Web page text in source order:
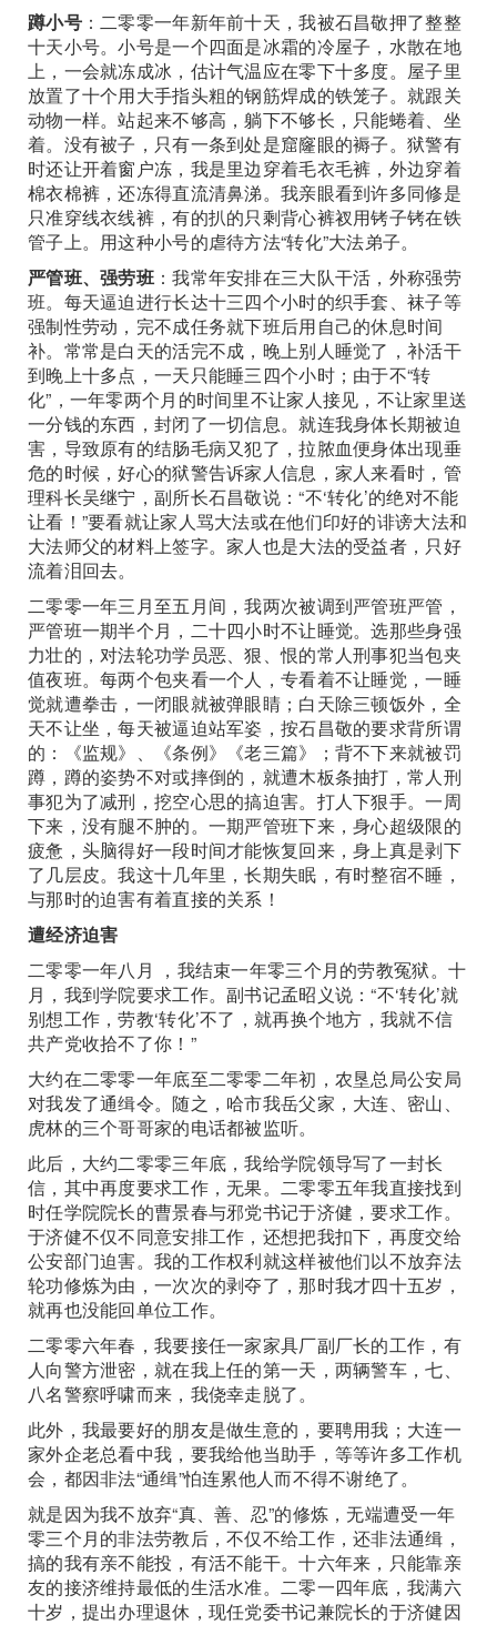
蹲小号：二零零一年新年前十天，我被石昌敬押了整整
十天小号。小号是一个四面是冰霜的冷屋子，水散在地
上，一会就冻成冰，估计气温应在零下十多度。屋子里
放置了十个用大手指头粗的钢筋焊成的铁笼子。就跟关
动物一样。站起来不够高，躺下不够长，只能蜷着、坐
着。没有被子，只有一条到处是窟窿眼的褥子。狱警有
时还让开着窗户冻，我是里边穿着毛衣毛裤，外边穿着
棉衣棉裤，还冻得直流清鼻涕。我亲眼看到许多同修是
只准穿线衣线裤，有的扒的只剩背心裤衩用铐子铐在铁
管子上。用这种小号的虐待方法“转化”大法弟子。
严管班、强劳班 ：我常年安排在三大队干活，外称强劳
班。每天逼迫进行长达十三四个小时的织手套、袜子等
强制性劳动，完不成任务就下班后用自己的休息时间
补。常常是白天的活完不成，晚上别人睡觉了，补活干
到晚上十多点，一天只能睡三四个小时；由于不“转
化”，一年零两个月的时间里不让家人接见，不让家里送
一分钱的东西，封闭了一切信息。就连我身体长期被迫
害，导致原有的结肠毛病又犯了，拉脓血便身体出现垂
危的时候，好心的狱警告诉家人信息，家人来看时，管
理科长吴继宁，副所长石昌敬说：“不‘转化’的绝对不能
让看！”要看就让家人骂大法或在他们印好的诽谤大法和
大法师父的材料上签字。家人也是大法的受益者，只好
流着泪回去。
二零零一年三月至五月间，我两次被调到严管班严管，
严管班一期半个月，二十四小时不让睡觉。选那些身强
力壮的，对法轮功学员恶、狠、恨的常人刑事犯当包夹
值夜班。每两个包夹看一个人，专看着不让睡觉，一睡
觉就遭拳击，一闭眼就被弹眼睛；白天除三顿饭外，全
天不让坐，每天被逼迫站军姿，按石昌敬的要求背所谓
的：《监规》、《条例》《老三篇》；背不下来就被罚
蹲，蹲的姿势不对或摔倒的，就遭木板条抽打，常人刑
事犯为了减刑，挖空心思的搞迫害。打人下狠手。一周
下来，没有腿不肿的。一期严管班下来，身心超级限的
疲惫，头脑得好一段时间才能恢复回来，身上真是剥下
了几层皮。我这十几年里，长期失眠，有时整宿不睡，
与那时的迫害有着直接的关系！
遭经济迫害
二零零一年八月 ，我结束一年零三个月的劳教冤狱。十
月，我到学院要求工作。副书记孟昭义说：“不‘转化’就
别想工作，劳教‘转化’不了，就再换个地方，我就不信
共产党收拾不了你！”
大约在二零零一年底至二零零二年初，农垦总局公安局
对我发了通缉令。随之，哈市我岳父家，大连、密山、
虎林的三个哥哥家的电话都被监听。
此后，大约二零零三年底，我给学院领导写了一封长
信，其中再度要求工作，无果。二零零五年我直接找到
时任学院院长的曹景春与邪党书记于济健，要求工作。
于济健不仅不同意安排工作，还想把我扣下，再度交给
公安部门迫害。我的工作权利就这样被他们以不放弃法
轮功修炼为由，一次次的剥夺了，那时我才四十五岁，
就再也没能回单位工作。
二零零六年春，我要接任一家家具厂副厂长的工作，有
人向警方泄密，就在我上任的第一天，两辆警车，七、
八名警察呼啸而来，我侥幸走脱了。
此外，我最要好的朋友是做生意的，要聘用我；大连一
家外企老总看中我，要我给他当助手，等等许多工作机
会，都因非法“通缉”怕连累他人而不得不谢绝了。
就是因为我不放弃“真、善、忍”的修炼，无端遭受一年
零三个月的非法劳教后，不仅不给工作，还非法通缉，
搞的我有亲不能投，有活不能干。十六年来，只能靠亲
友的接济维持最低的生活水准。二零一四年底，我满六
十岁，提出办理退休，现任党委书记兼院长的于济健因